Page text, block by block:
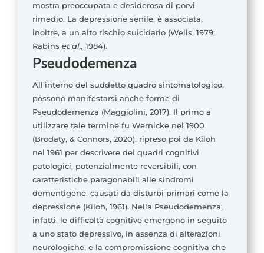
mostra preoccupata e desiderosa di porvi
rimedio. La depressione senile, è associata,
inoltre, a un alto rischio suicidario (Wells, 1979;
Rabins et al., 1984).
Pseudodemenza
All’interno del suddetto quadro sintomatologico,
possono manifestarsi anche forme di
Pseudodemenza (Maggiolini, 2017). Il primo a
utilizzare tale termine fu Wernicke nel 1900
(Brodaty, & Connors, 2020), ripreso poi da Kiloh
nel 1961 per descrivere dei quadri cognitivi
patologici, potenzialmente reversibili, con
caratteristiche paragonabili alle sindromi
dementigene, causati da disturbi primari come la
depressione (Kiloh, 1961). Nella Pseudodemenza,
infatti, le difficoltà cognitive emergono in seguito
a uno stato depressivo, in assenza di alterazioni
neurologiche, e la compromissione cognitiva che